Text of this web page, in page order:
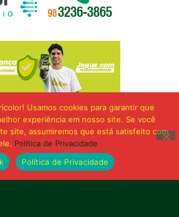
Usamos cookies para garantir que
experiência em nosso site. Se você
site, assumiremos que está satisfeito com
Política de Privacidade
Política de Privacidade